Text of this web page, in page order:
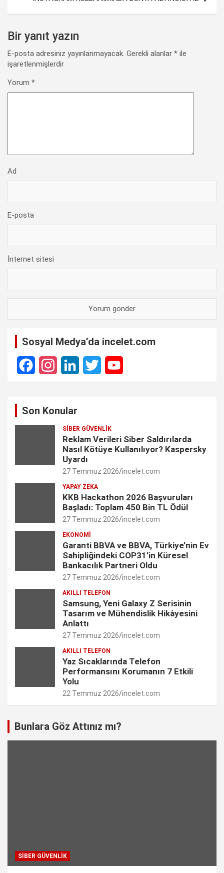
k
p
n
m k
Bir yanıt yazın
E-posta adresiniz yayınlanmayacak. Gerekli alanlar * ile
işaretlenmişlerdir
Yorum *
Ad
E-posta
İnternet sitesi
Sosyal Medya’da incelet.com
F
I
L
k
e
d
n
T
t
t
e
r
Y
T
u
b
C
a
n
n
e
l
Son Konular
SIBER GÜVENLIK
Reklam Verileri Siber Saldırılarda
Nasıl Kötüye Kullanılıyor? Kaspersky
Uyardı
27 Temmuz 2026 incelet.com
YAPAY ZEKA
KKB Hackathon 2026 Başvuruları
Başladı: Toplam 450 Bin TL Ödül
27 Temmuz 2026 incelet.com
EKONOMI
Garanti BBVA ve BBVA, Türkiye’nin Ev
Sahipliğindeki COP31’in Küresel
Bankacılık Partneri Oldu
27 Temmuz 2026 incelet.com
AKILLI TELEFON
Samsung, Yeni Galaxy Z Serisinin
Tasarım ve Mühendislik Hikâyesini
Anlattı
27 Temmuz 2026 incelet.com
AKILLI TELEFON
Yaz Sıcaklarında Telefon
Performansını Korumanın 7 Etkili
Yolu
22 Temmuz 2026 incelet.com
Bunlara Göz Attınız mı?
SIBER GÜVENLIK